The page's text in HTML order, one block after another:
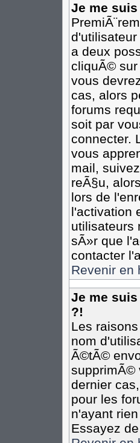
Je me
a deux
cliquÃ© sur
vous
cas, alors
forums
soit par
connecter.
vous
mail,
reÃ§u,
lors de
l'activation
utilisateurs
sÃ»r que
contacter
Revenir en
Je me
?!
Les
nom
Ã©tÃ©
supprimÃ©
dernier
pour les
n'ayant
Essayez